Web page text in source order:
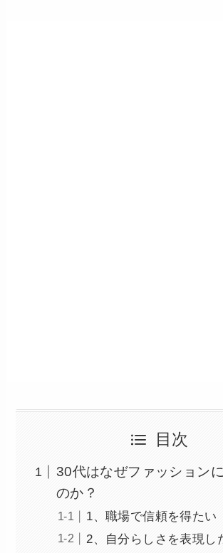
目次
30代はなぜファッション
のか？
1、職場で信頼を得たい
2、自分らしさを表現し